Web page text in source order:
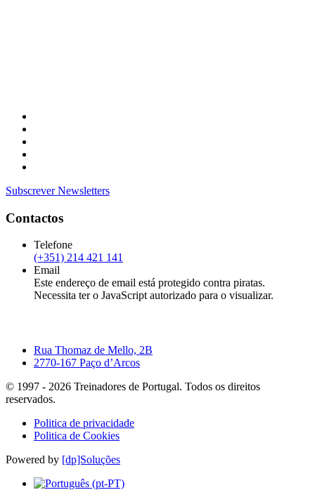
Subscrever Newsletters
Contactos
Telefone
(+351) 214 421 141
Email
Este endereço de email está protegido contra piratas.
Necessita ter o JavaScript autorizado para o visualizar.
Rua Thomaz de Mello, 2B
2770-167 Paço d’Arcos
© 1997 - 2026 Treinadores de Portugal. Todos os direitos
reservados.
Politica de privacidade
Politica de Cookies
Powered by [dp]Soluções